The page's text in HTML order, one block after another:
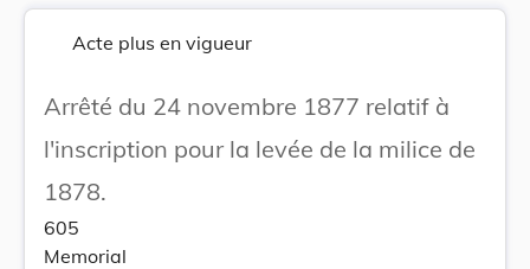
Acte plus en vigueur
Arrêté du 24 novembre 1877 relatif à
l'inscription pour la levée de la milice de
1878.
605
Memorial